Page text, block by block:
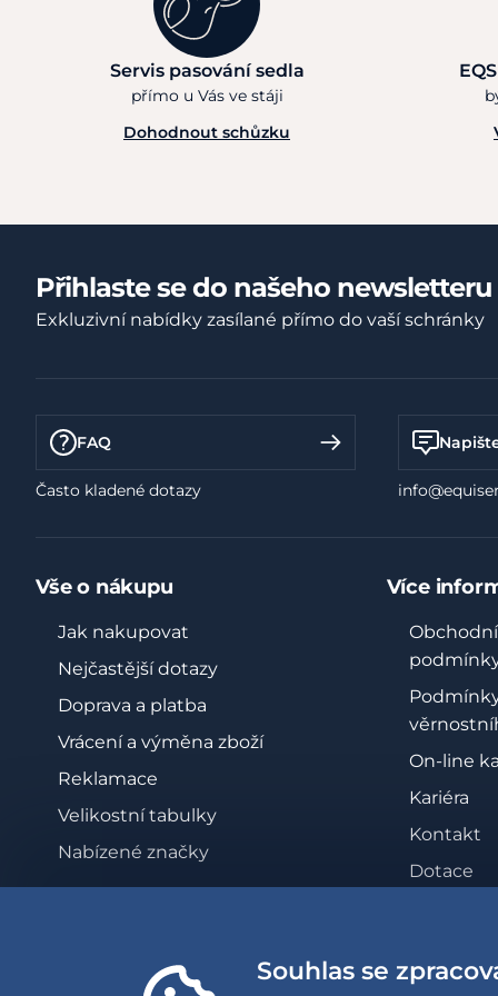
Servis pasování sedla
přímo u Vás ve stáji
Dohodnout schůzku
Přihlaste se do našeho newsletteru
Exkluzivní nabídky zasílané přímo do vaší schránky
FAQ
Často kladené dotazy
Vše o nákupu
Jak nakupovat
Nejčastější dotazy
Doprava a platba
Vrácení a výměna zboží
Reklamace
Velikostní tabulky
Nabízené značky
Více
Obchodní
On-line
Kariéra
Kontakt
Dotace
Souhlas se